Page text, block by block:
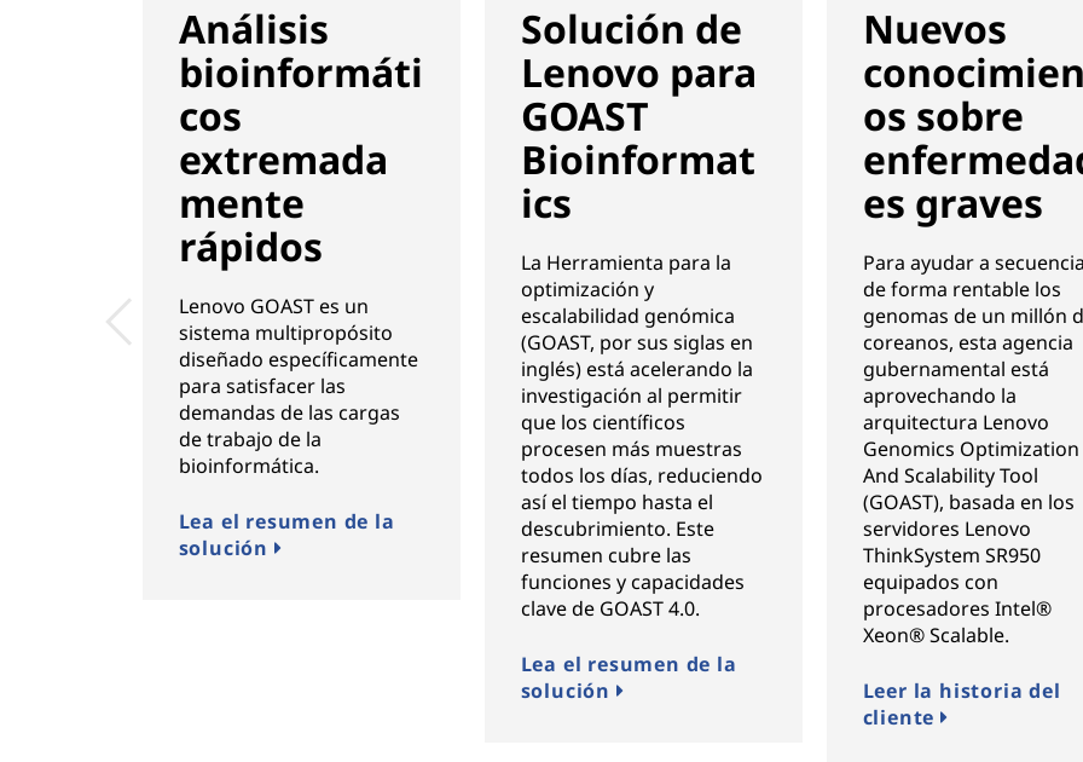
Análisis
bioinformáti
cos
extremada
mente
rápidos
Lenovo GOAST es un
sistema multipropósito
diseñado específicamente
para satisfacer las
demandas de las cargas
de trabajo de la
bioinformática.
Lea el resumen de la
solución
Solución de
Lenovo para
GOAST
Bioinformat
ics
La Herramienta para la
optimización y
escalabilidad genómica
(GOAST, por sus siglas en
inglés) está acelerando la
investigación al permitir
que los científicos
procesen más muestras
todos los días, reduciendo
así el tiempo hasta el
descubrimiento. Este
resumen cubre las
funciones y capacidades
clave de GOAST 4.0.
Lea el resumen de la
solución
Nuevos
os sobre
es graves
Para ayudar a
de forma rentable los
genomas de un millón
coreanos, esta agencia
gubernamental está
aprovechando la
arquitectura Lenovo
Genomics Optimization
And Scalability Tool
(GOAST), basada en los
servidores Lenovo
ThinkSystem SR950
equipados con
procesadores Intel®
Xeon® Scalable.
Leer la historia del
cliente